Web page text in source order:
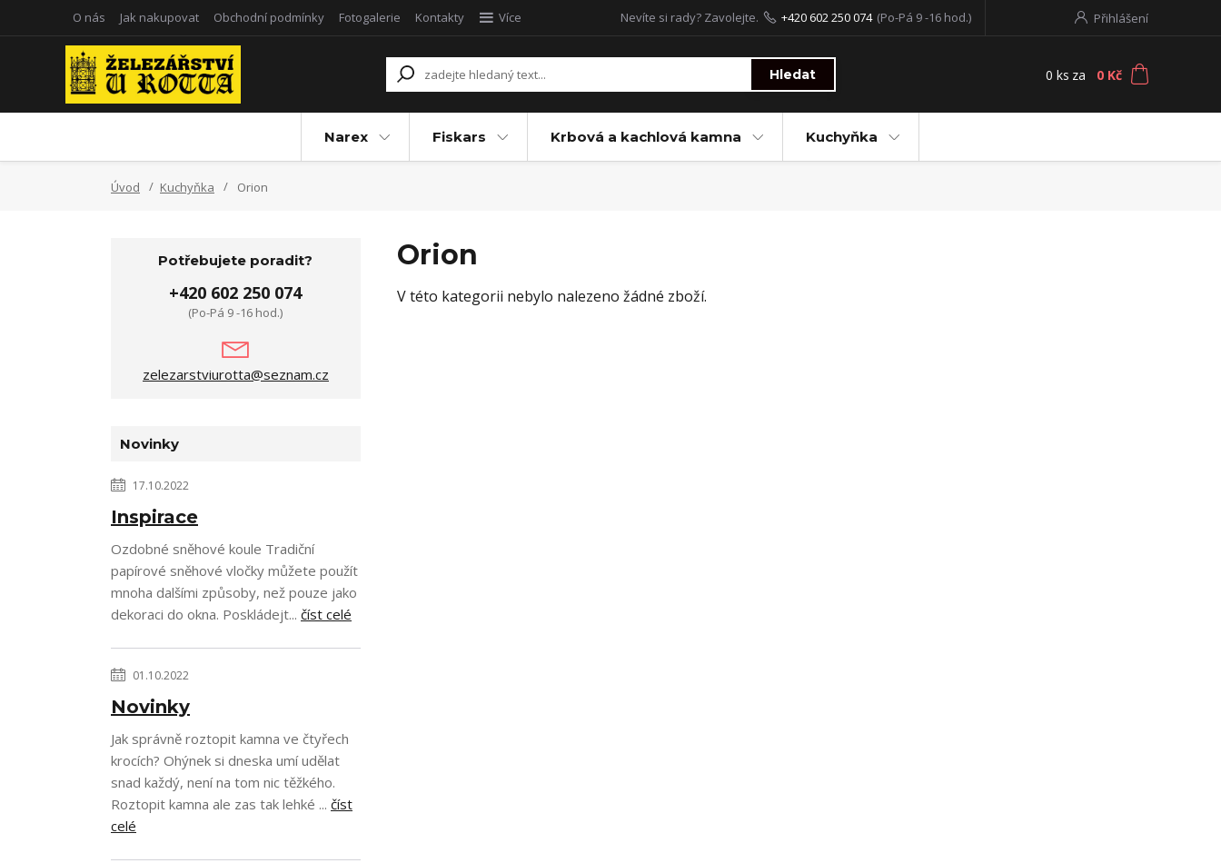
O nás Jak nakupovat Obchodní podmínky Fotogalerie Kontakty Více Přihlášení
Hledat
Nevíte si rady? Zavolejte. +420 602 250 074 (Po-Pá 9 -16 hod.)
0 ks za 0 Kč
Narex Fiskars Krbová a kachlová kamna Kuchyňka
Úvod Kuchyňka Orion
Orion
V této kategorii nebylo nalezeno žádné zboží.
Potřebujete poradit?
+420 602 250 074
(Po-Pá 9 -16 hod.)
zelezarstviurotta@seznam.cz
Novinky
17.10.2022
Inspirace
Ozdobné sněhové koule Tradiční
papírové sněhové vločky můžete použít
mnoha dalšími způsoby, než pouze jako
dekoraci do okna. Poskládejt... číst celé
01.10.2022
Novinky
Jak správně roztopit kamna ve čtyřech
krocích? Ohýnek si dneska umí udělat
snad každý, není na tom nic těžkého.
Roztopit kamna ale zas tak lehké ... číst
celé